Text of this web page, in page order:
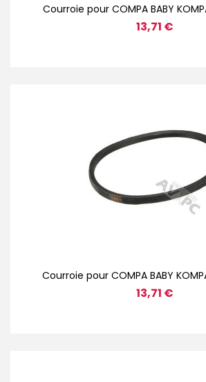
Courroie pour COMPA BABY
13,71 €
Courroie pour COMPA BABY
13,71 €